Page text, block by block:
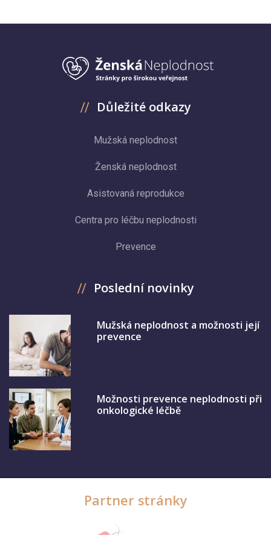
Důležité odkazy
Mužská neplodnost
Ženská neplodnost
Asistovaná reprodukce
Centra pro léčbu neplodnosti
Prevence
Poslední novinky
Mužská neplodnost a možnosti její
prevence
Možnosti prevence neplodnosti při
onkologické léčbě
Partner stránky